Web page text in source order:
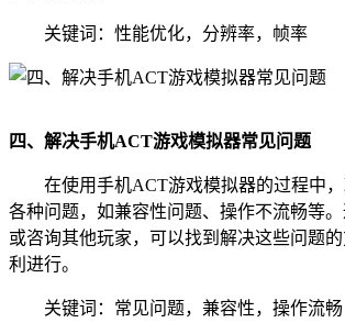
关键词：性能优化，分辨率，帧率
四、解决手机ACT游戏模拟器常见问题
在使用手机ACT游戏模拟器的过程中
各种问题，如兼容性问题、操作不流畅等
或咨询其他玩家，可以找到解决这些问题
利进行。
关键词：常见问题，兼容性，操作流畅